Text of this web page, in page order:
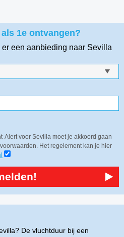
1e ontvangen?
een aanbieding naar Sevilla
Alert voor Sevilla moet je akkoord gaan
Het regelement kan je hier
De vluchtduur bij een